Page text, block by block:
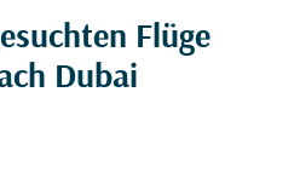
Flüge
Dubai